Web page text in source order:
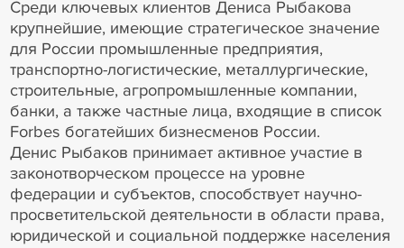
Среди ключевых клиентов Дениса Рыбакова
крупнейшие, имеющие стратегическое значение
для России промышленные предприятия,
транспортно-логистические, металлургические,
строительные, агропромышленные компании,
банки, а также частные лица, входящие в список
Forbes богатейших бизнесменов России.
Денис Рыбаков принимает активное участие в
законотворческом процессе на уровне
федерации и субъектов, способствует научно-
просветительской деятельности в области права,
юридической и социальной поддержке населения